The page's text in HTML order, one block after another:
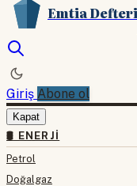
Emtia Defteri
Giriş Abone ol
Kapat
🛢 ENERJI
Petrol
Doğalgaz